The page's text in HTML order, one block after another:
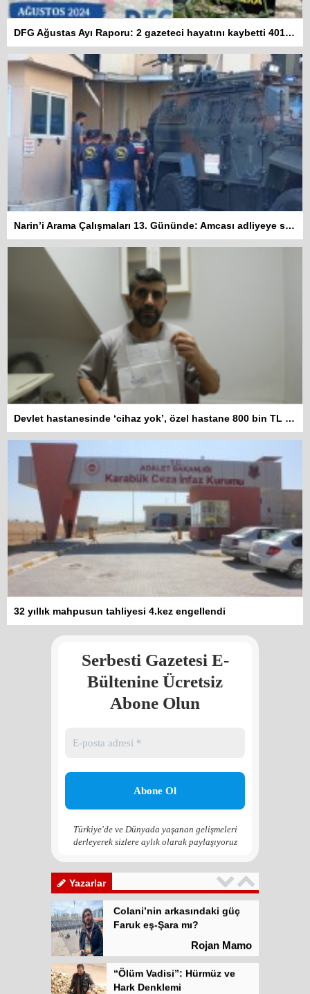
DFG Ağustas Ayı Raporu: 2 gazeteci hayatını kaybetti 401 habere erişim engeli getirildi
Narin’i Arama Çalışmaları 13. Gününde: Amcası adliyeye sevk edildi
Devlet hastanesinde ‘cihaz yok’, özel hastane 800 bin TL istiyor
32 yıllık mahpusun tahliyesi 4.kez engellendi
Serbesti Gazetesi E-
Bültenine Ücretsiz
Abone Olun
Türkiye'de ve Dünyada yaşanan gelişmeleri
derleyerek sizlere aylık olarak paylaşıyoruz
Yazarlar
Kadına şiddet “Devlet” eliyle
meşrulaştırılıyor
Atilla Yüceak
Colani’nin arkasındaki güç
Faruk eş-Şara mı?
Hark Denklemi
Çözüm Süreci’nin yeniden
Kadına şiddet “Devlet” eliyle
meşrulaştırılıyor
Atilla Yüceak
Colani’nin arkasındaki güç
Faruk eş-Şara mı?
Rojan Mamo
“Ölüm Vadisi”: Hürmüz ve
Hark Denklemi